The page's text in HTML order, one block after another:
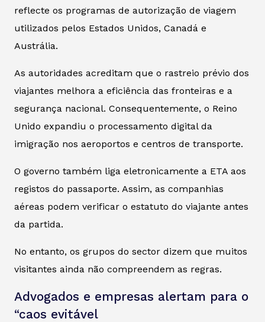
reflecte os programas de autorização de viagem
utilizados pelos Estados Unidos, Canadá e
Austrália.
As autoridades acreditam que o rastreio prévio dos
viajantes melhora a eficiência das fronteiras e a
segurança nacional. Consequentemente, o Reino
Unido expandiu o processamento digital da
imigração nos aeroportos e centros de transporte.
O governo também liga eletronicamente a ETA aos
registos do passaporte. Assim, as companhias
aéreas podem verificar o estatuto do viajante antes
da partida.
No entanto, os grupos do sector dizem que muitos
visitantes ainda não compreendem as regras.
Advogados e empresas alertam para o
“caos evitável